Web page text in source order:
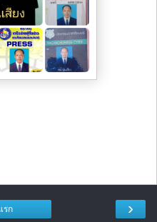
›
รก